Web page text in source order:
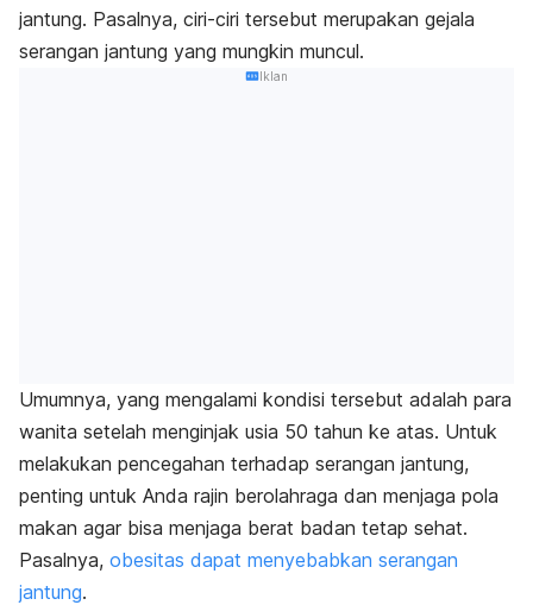
jantung. Pasalnya, ciri-ciri tersebut merupakan gejala
serangan jantung yang mungkin muncul.
Iklan
Umumnya, yang mengalami kondisi tersebut adalah para
wanita setelah menginjak usia 50 tahun ke atas. Untuk
melakukan pencegahan terhadap serangan jantung,
penting untuk Anda rajin berolahraga dan menjaga pola
makan agar bisa menjaga berat badan tetap sehat.
Pasalnya, obesitas dapat menyebabkan serangan
jantung.